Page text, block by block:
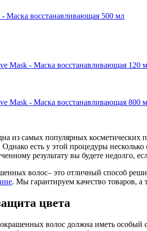
- Маска восстанавливающая 500 мл
Mask - Маска восстанавливающая 120
Mask - Маска восстанавливающая 800
из самых популярных
есть у этой процедуры
результату вы будете недолго,
волос– это отличный способ
. Мы гарантируем качество товаров,
цвета
волос должна иметь особый